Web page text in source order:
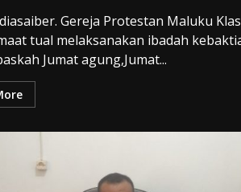
Gereja Protestan Maluku
tual melaksanakan ibadah
Jumat agung,Jumat...